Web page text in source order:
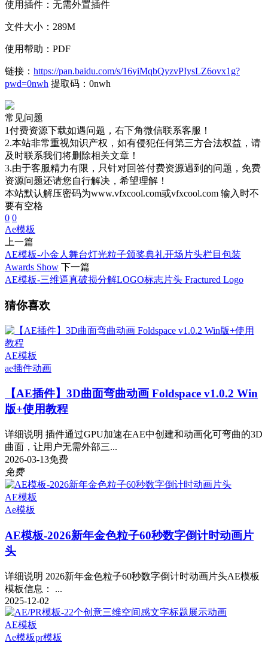
使用插件：无需外置插件
文件大小：289M
使用帮助：PDF
链接： https://pan.baidu.com/s/16yiMqbQyzvPIysLZ6ovx1g?
pwd=0nwh 提取码：0nwh
常见问题
1付费资源下载如遇问题，右下角微信联系客服！
2.本站非常重视知识产权，如有侵犯任何第三方合法权益，请
及时联系我们将删除相关文章！
3.由于客服精力有限，只针对回答付费资源遇到的问题，免费
资源问题还请您自行解决，希望理解！
本站默认解压密码为www.vfxcool.com或vfxcool.com 输入时不
要有空格
0 0
Ae模板
上一篇
AE模板-小金人舞台灯光粒子颁奖典礼开场片头栏目包装
Awards Show 下一篇
AE模板-三维逼真破损分解LOGO标志片头 Fractured Logo
猜你喜欢
AE模板
ae插件动画
【AE插件】3D曲面弯曲动画 Foldspace v1.0.2 Win
版+使用教程
详细说明 插件通过GPU加速在AE中创建和动画化可弯曲的3D
曲面，让用户无需外部三...
2026-03-13免费
免费
AE模板
Ae模板
AE模板-2026新年金色粒子60秒数字倒计时动画片
头
详细说明 2026新年金色粒子60秒数字倒计时动画片头AE模板
模板信息： ...
2025-12-02
AE模板
Ae模板pr模板